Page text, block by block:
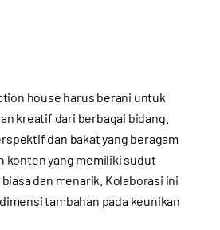
house harus berani untuk
kreatif dari berbagai bidang.
dan bakat yang beragam
konten yang memiliki sudut
dan menarik. Kolaborasi ini
tambahan pada keunikan